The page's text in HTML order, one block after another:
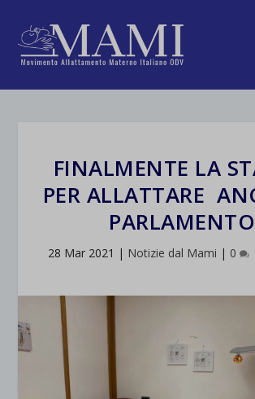
FINALMENTE LA
PER ALLATTARE
PARLAMENTO
28 Mar 2021 | Notizie dal Mami | 0